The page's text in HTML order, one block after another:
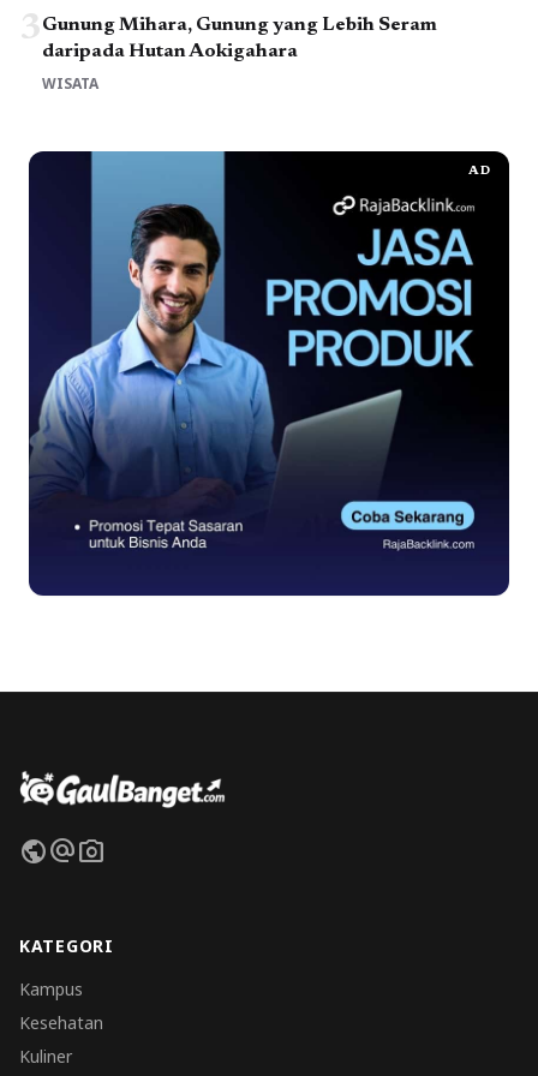
3Gunung Mihara, Gunung yang Lebih Seram
daripada Hutan Aokigahara
WISATA
AD
publicalternate_emailphoto_camera
KATEGORI
Kampus
Kesehatan
Kuliner